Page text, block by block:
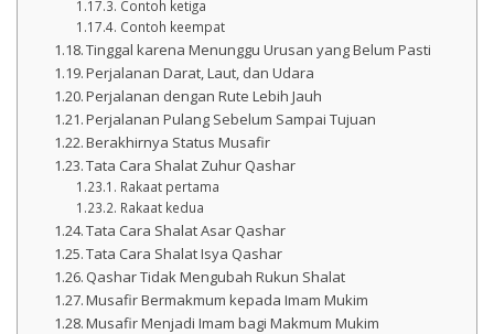
Contoh ketiga
Contoh keempat
Tinggal karena Menunggu Urusan yang Belum Pasti
Perjalanan Darat, Laut, dan Udara
Perjalanan dengan Rute Lebih Jauh
Perjalanan Pulang Sebelum Sampai Tujuan
Berakhirnya Status Musafir
Tata Cara Shalat Zuhur Qashar
Rakaat pertama
Rakaat kedua
Tata Cara Shalat Asar Qashar
Tata Cara Shalat Isya Qashar
Qashar Tidak Mengubah Rukun Shalat
Musafir Bermakmum kepada Imam Mukim
Musafir Menjadi Imam bagi Makmum Mukim